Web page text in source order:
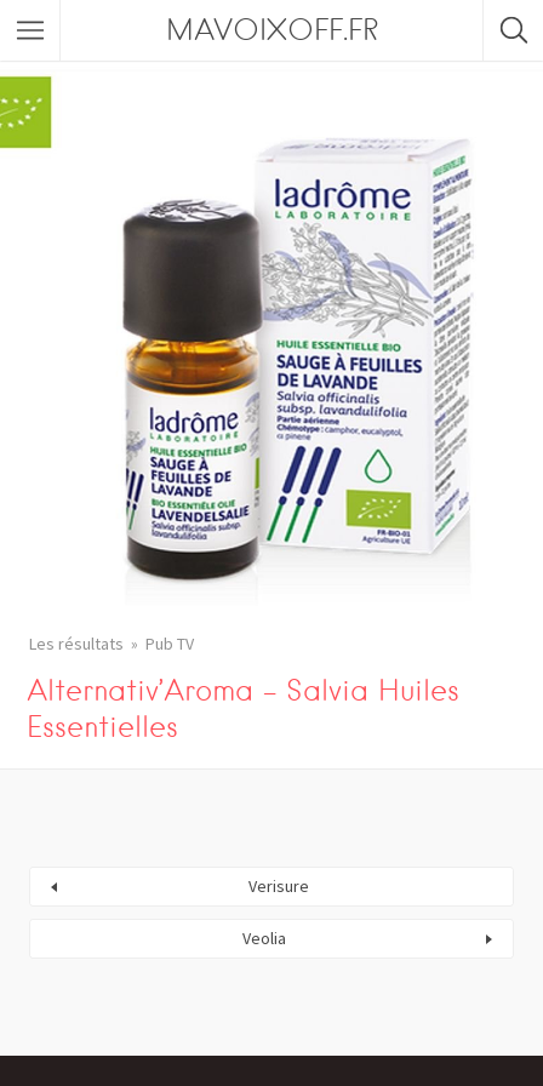
MAVOIXOFF.FR
Les résultats Pub TV
Alternativ’Aroma – Salvia Huiles
Essentielles
Verisure
Veolia